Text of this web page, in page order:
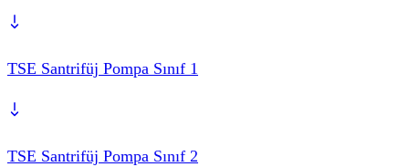
TSE Santrifüj Pompa Sınıf 1
TSE Santrifüj Pompa Sınıf 2